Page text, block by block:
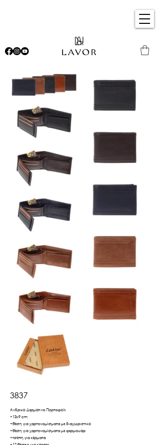
3837
Ανδρικό Δερμάτινο Πορτοφόλι
•13x9 cm
•θέση για χαρτονομίσματα με διαχωριστικό
•θέση για χαρτονομίσματα με φερμουάρ
•τσέπη για κέρματα